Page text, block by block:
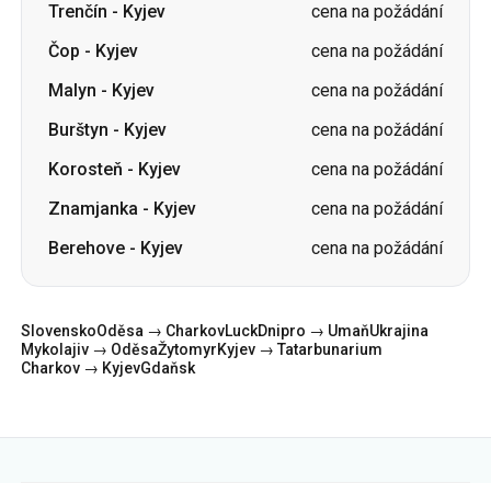
Trenčín - Kyjev
cena na požádání
Čop - Kyjev
cena na požádání
Malyn - Kyjev
cena na požádání
Burštyn - Kyjev
cena na požádání
Korosteň - Kyjev
cena na požádání
Znamjanka - Kyjev
cena na požádání
Berehove - Kyjev cena na požádání
SlovenskoOděsa → CharkovLuckDnipro → UmaňUkrajina
Mykolajiv → OděsaŽytomyrKyjev → Tatarbunarium
Charkov → KyjevGdaňsk